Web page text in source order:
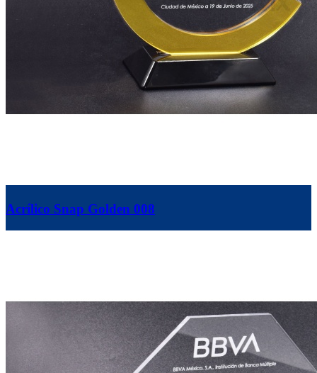
Acrílico Snap Golden 008